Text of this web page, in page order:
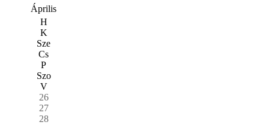
Április
H
K
Sze
Cs
P
Szo
V
26
27
28